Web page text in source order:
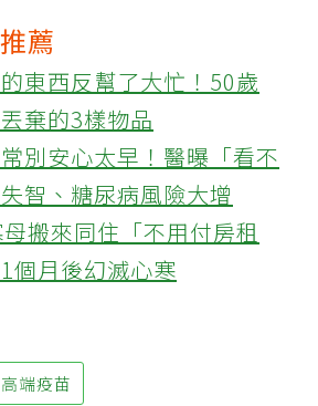
薦
東西反幫了大忙！50歲
棄的3樣物品
別安心太早！醫曝「看不
智、糖尿病風險大增
搬來同住「不用付房租
個月後幻滅心寒
高端疫苗